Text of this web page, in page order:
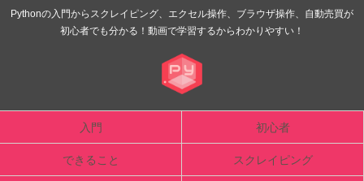
Pythonの入門からスクレイピング、エクセル操作、ブラウザ操作、自動売買が
初心者でも分かる！動画で学習するからわかりやすい！
入門 初心者
できること スクレイピング